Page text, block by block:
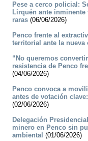
Pese a cerco policial:
Lirquén ante
raras (06/06/2026)
Penco frente al
territorial ante la
“No queremos
resistencia de Penco
(04/06/2026)
Penco convoca a
antes de votación
(02/06/2026)
Delegación
minero en Penco sin
ambiental (01/06/2026)